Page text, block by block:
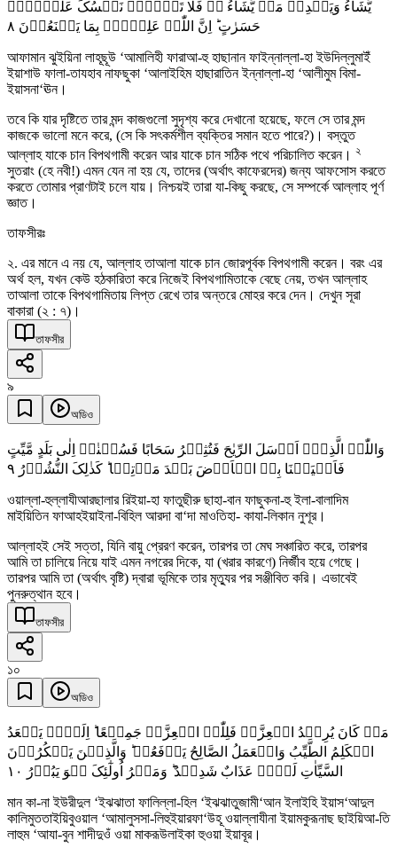
یَّشَآءُ وَیَہۡدِیۡ مَنۡ یَّشَآءُ ۫ۖ فَلَا تَذۡہَبۡ نَفۡسُکَ عَلَیۡہِمۡ
حَسَرٰتٍ ؕ اِنَّ اللّٰہَ عَلِیۡمٌۢ بِمَا یَصۡنَعُوۡنَ ٨
আফামান ঝুইয়িনা লাহূছূউ ‘আমালিহী ফারাআ-হু হাছানান ফাইন্নাল্লা-হা ইউদিল্লুমাইঁ
ইয়াশাউ ফালা-তাযহাব নাফছুকা ‘আলাইহিম হাছারাতিন ইন্নাল্লা-হা ‘আলীমুম বিমা-
ইয়াসনা‘ঊন।
তবে কি যার দৃষ্টিতে তার মন্দ কাজগুলো সুদৃশ্য করে দেখানো হয়েছে, ফলে সে তার মন্দ
কাজকে ভালো মনে করে, (সে কি সৎকর্মশীল ব্যক্তির সমান হতে পারে?)। বস্তুত
আল্লাহ যাকে চান বিপথগামী করেন আর যাকে চান সঠিক পথে পরিচালিত করেন। ২
সুতরাং (হে নবী!) এমন যেন না হয় যে, তাদের (অর্থাৎ কাফেরদের) জন্য আফসোস করতে
করতে তোমার প্রাণটাই চলে যায়। নিশ্চয়ই তারা যা-কিছু করছে, সে সম্পর্কে আল্লাহ পূর্ণ
জ্ঞাত।
তাফসীরঃ
২. এর মানে এ নয় যে, আল্লাহ তাআলা যাকে চান জোরপূর্বক বিপথগামী করেন। বরং এর
অর্থ হল, যখন কেউ হঠকারিতা করে নিজেই বিপথগামিতাকে বেছে নেয়, তখন আল্লাহ
তাআলা তাকে বিপথগামিতায় লিপ্ত রেখে তার অন্তরে মোহর করে দেন। দেখুন সূরা
বাকারা (২ : ৭)।
তাফসীর
৯
অডিও
وَاللّٰہُ الَّذِیۡۤ اَرۡسَلَ الرِّیٰحَ فَتُثِیۡرُ سَحَابًا فَسُقۡنٰہُ اِلٰی بَلَدٍ مَّیِّتٍ
فَاَحۡیَیۡنَا بِہِ الۡاَرۡضَ بَعۡدَ مَوۡتِہَا ؕ کَذٰلِکَ النُّشُوۡرُ ٩
ওয়াল্লা-হুল্লাযীআরছালার রিইয়া-হা ফাতুছীরু ছাহা-বান ফাছুকনা-হু ইলা-বালাদিম
মাইয়িতিন ফাআহইয়াইনা-বিহিল আরদা বা‘দা মাওতিহা- কাযা-লিকান নুশূর।
আল্লাহই সেই সত্তা, যিনি বায়ু প্রেরণ করেন, তারপর তা মেঘ সঞ্চারিত করে, তারপর
আমি তা চালিয়ে নিয়ে যাই এমন নগরের দিকে, যা (খরার কারণে) নির্জীব হয়ে গেছে।
তারপর আমি তা (অর্থাৎ বৃষ্টি) দ্বারা ভূমিকে তার মৃত্যুর পর সঞ্জীবিত করি। এভাবেই
পুনরুত্থান হবে।
তাফসীর
১০
অডিও
مَنۡ کَانَ یُرِیۡدُ الۡعِزَّۃَ فَلِلّٰہِ الۡعِزَّۃُ جَمِیۡعًا ؕ اِلَیۡہِ یَصۡعَدُ
الۡکَلِمُ الطَّیِّبُ وَالۡعَمَلُ الصَّالِحُ یَرۡفَعُہٗ ؕ وَالَّذِیۡنَ یَمۡکُرُوۡنَ
السَّیِّاٰتِ لَہُمۡ عَذَابٌ شَدِیۡدٌ ؕ وَمَکۡرُ اُولٰٓئِکَ ہُوَ یَبُوۡرُ ١۰
মান কা-না ইউরীদুল ‘ইঝঝাতা ফালিল্লা-হিল ‘ইঝঝাতুজামী‘আন ইলাইহি ইয়াস‘আদুল
কালিমুততাইয়িবুওয়াল ‘আমালুসসা-লিহুইয়ারফা‘উহূ ওয়াল্লাযীনা ইয়ামকুরূনাছ ছাইয়িআ-তি
লাহুম ‘আযা-বুন শাদীদুওঁ ওয়া মাকরূউলাইকা হুওয়া ইয়াবূর।